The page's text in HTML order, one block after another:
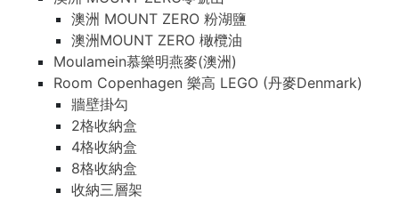
澳洲 MOUNT ZERO 粉湖鹽
澳洲MOUNT ZERO 橄欖油
Moulamein慕樂明燕麥(澳洲)
Room Copenhagen 樂高 LEGO (丹麥Denmark)
牆壁掛勾
2格收納盒
4格收納盒
8格收納盒
收納三層架